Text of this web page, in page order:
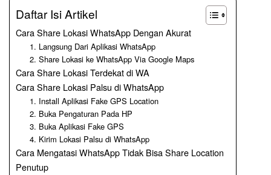
Daftar Isi Artikel
Cara Share Lokasi WhatsApp Dengan Akurat
1. Langsung Dari Aplikasi WhatsApp
2. Share Lokasi ke WhatsApp Via Google Maps
Cara Share Lokasi Terdekat di WA
Cara Share Lokasi Palsu di WhatsApp
1. Install Aplikasi Fake GPS Location
2. Buka Pengaturan Pada HP
3. Buka Aplikasi Fake GPS
4. Kirim Lokasi Palsu di WhatsApp
Cara Mengatasi WhatsApp Tidak Bisa Share Location
Penutup